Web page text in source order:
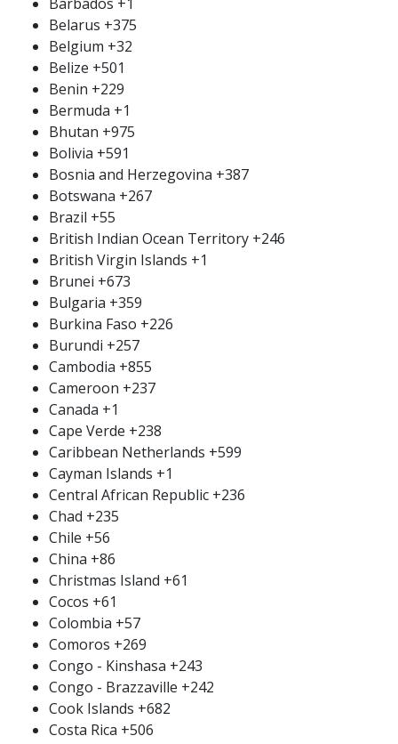
Belarus +375
Belgium +32
Belize +501
Benin +229
Bermuda +1
Bhutan +975
Bolivia +591
Bosnia and Herzegovina +387
Botswana +267
Brazil +55
British Indian Ocean Territory +246
British Virgin Islands +1
Brunei +673
Bulgaria +359
Burkina Faso +226
Burundi +257
Cambodia +855
Cameroon +237
Canada +1
Cape Verde +238
Caribbean Netherlands +599
Cayman Islands +1
Central African Republic +236
Chad +235
Chile +56
China +86
Christmas Island +61
Cocos +61
Colombia +57
Comoros +269
Congo - Kinshasa +243
Congo - Brazzaville +242
Cook Islands +682
Costa Rica +506